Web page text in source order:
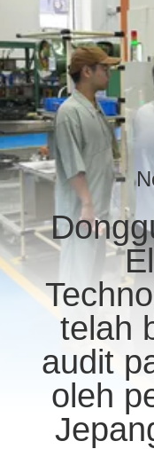
TENTANG
KAMI
TUR
PABRIK
KONTROL
KUALITAS
HUBUNGI
telah
audit
oleh